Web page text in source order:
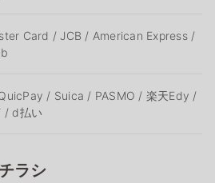
Card / JCB / American Express /
/ Suica / PASMO / 楽天Edy /
/ d払い
ラシ